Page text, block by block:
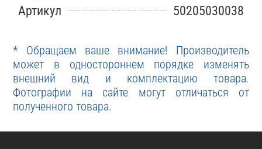
Артикул
50205030038
* Обращаем ваше внимание! Производитель
может в одностороннем порядке изменять
внешний вид и комплектацию товара.
Фотографии на сайте могут отличаться от
полученного товара.